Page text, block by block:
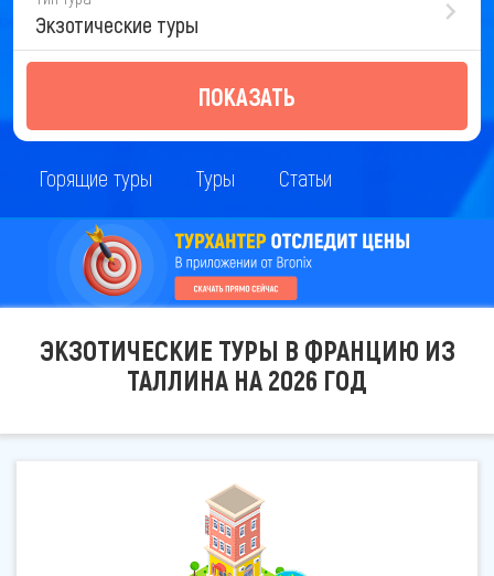
Экзотические туры
ПОКАЗАТЬ
Горящие туры Туры Статьи
ЭКЗОТИЧЕСКИЕ ТУРЫ В ФРАНЦИЮ ИЗ
ТАЛЛИНА НА 2026 ГОД